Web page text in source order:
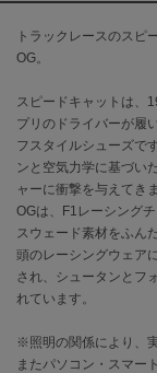
célon
セロン
Clarks Premium
クラークス
CODE A
コードエー
COLE HAAN
コール ハーン
CONVERSE
コンバース
トラックレースのスピ
OG。
スピードキャットは、
プリのドライバーが履
フスタイルシューズで
ンと空気力学に基づい
ャーに衝撃を与えてき
OGは、F1レーシング
スウェード素材をふん
頭のレーシングウェア
され、シュータンとフ
れています。
※照明の関係により、
またパソコン・スマー